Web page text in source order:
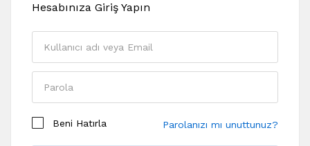
Hesabınıza Giriş Yapın
Beni Hatırla Parolanızı mı unuttunuz?